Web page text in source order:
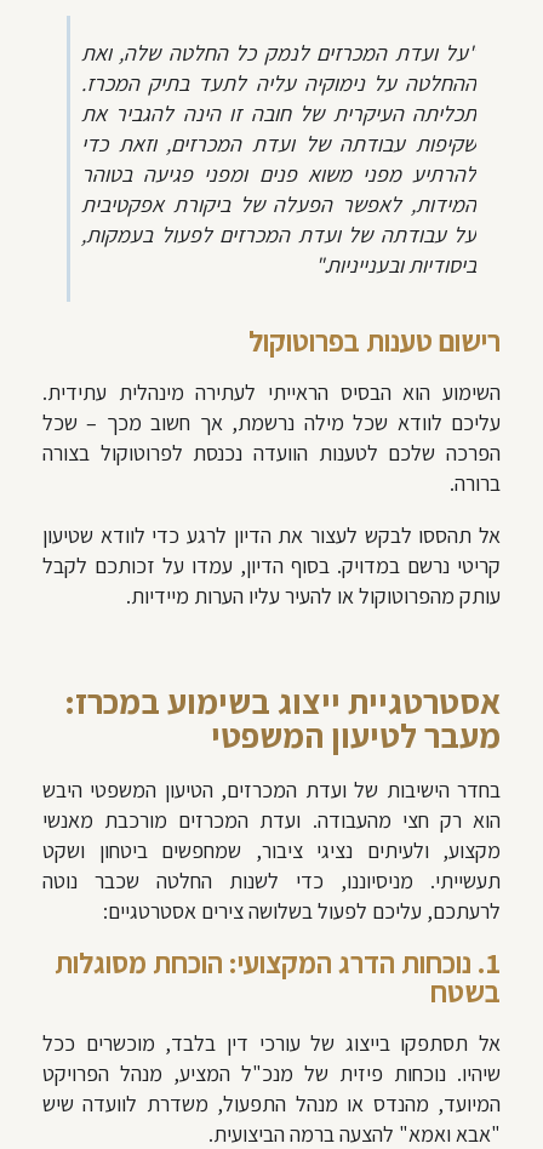
"על ועדת המכרזים לנמק כל החלטה שלה, ואת
ההחלטה על נימוקיה עליה לתעד בתיק המכרז.
תכליתה העיקרית של חובה זו הינה להגביר את
שקיפות עבודתה של ועדת המכרזים, וזאת כדי
להרתיע מפני משוא פנים ומפני פגיעה בטוהר
המידות, לאפשר הפעלה של ביקורת אפקטיבית
על עבודתה של ועדת המכרזים לפעול בעמקות,
ביסודיות ובענייניות."
רישום טענות בפרוטוקול
השימוע הוא הבסיס הראייתי לעתירה מינהלית עתידית.
עליכם לוודא שכל מילה נרשמת, אך חשוב מכך – שכל
הפרכה שלכם לטענות הוועדה נכנסת לפרוטוקול בצורה
ברורה.
אל תהססו לבקש לעצור את הדיון לרגע כדי לוודא שטיעון
קריטי נרשם במדויק. בסוף הדיון, עמדו על זכותכם לקבל
עותק מהפרוטוקול או להעיר עליו הערות מיידיות.
אסטרטגיית ייצוג בשימוע במכרז:
מעבר לטיעון המשפטי
בחדר הישיבות של ועדת המכרזים, הטיעון המשפטי היבש
הוא רק חצי מהעבודה. ועדת המכרזים מורכבת מאנשי
מקצוע, ולעיתים נציגי ציבור, שמחפשים ביטחון ושקט
תעשייתי. מניסיוננו, כדי לשנות החלטה שכבר נוטה
לרעתכם, עליכם לפעול בשלושה צירים אסטרטגיים:
1. נוכחות הדרג המקצועי: הוכחת מסוגלות
בשטח
אל תסתפקו בייצוג של עורכי דין בלבד, מוכשרים ככל
שיהיו. נוכחות פיזית של מנכ"ל המציע, מנהל הפרויקט
המיועד, מהנדס או מנהל התפעול, משדרת לוועדה שיש
"אבא ואמא" להצעה ברמה הביצועית.